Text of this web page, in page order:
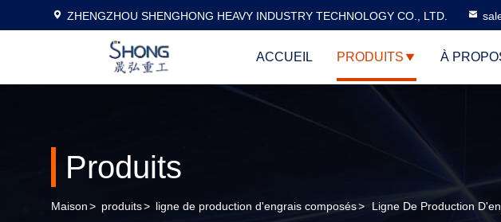
ZHENGZHOU SHENGHONG HEAVY INDUSTRY TECHNOLOGY CO., LTD.
ACCUEIL PRODUITS À
Produits
Maison> produits> ligne de production d'engrais composés> Ligne De Production